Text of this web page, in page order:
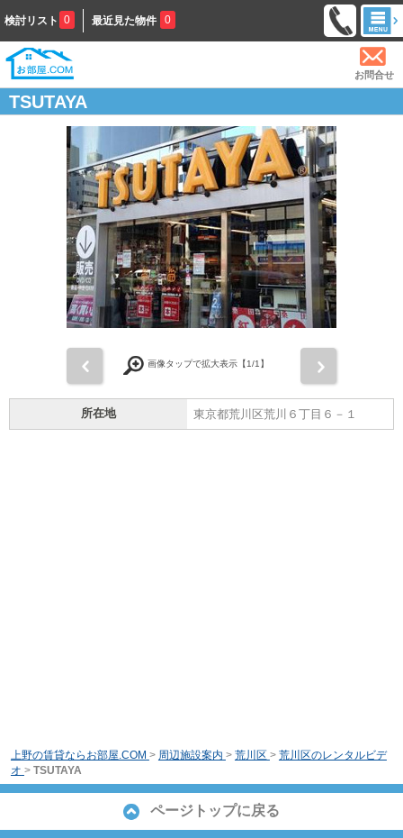
検討リスト 0 最近見た物件 0
お問合せ
TSUTAYA
画像タップで拡大表示【1/1】
所在地 東京都荒川区荒川６丁目６－１
上野の賃貸ならお部屋.COM > 周辺施設案内 > 荒川区 > 荒川区のレンタルビデ
オ > TSUTAYA
ページトップに戻る